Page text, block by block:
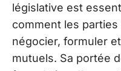
législative est
comment les
négocier, formuler
mutuels. Sa portée